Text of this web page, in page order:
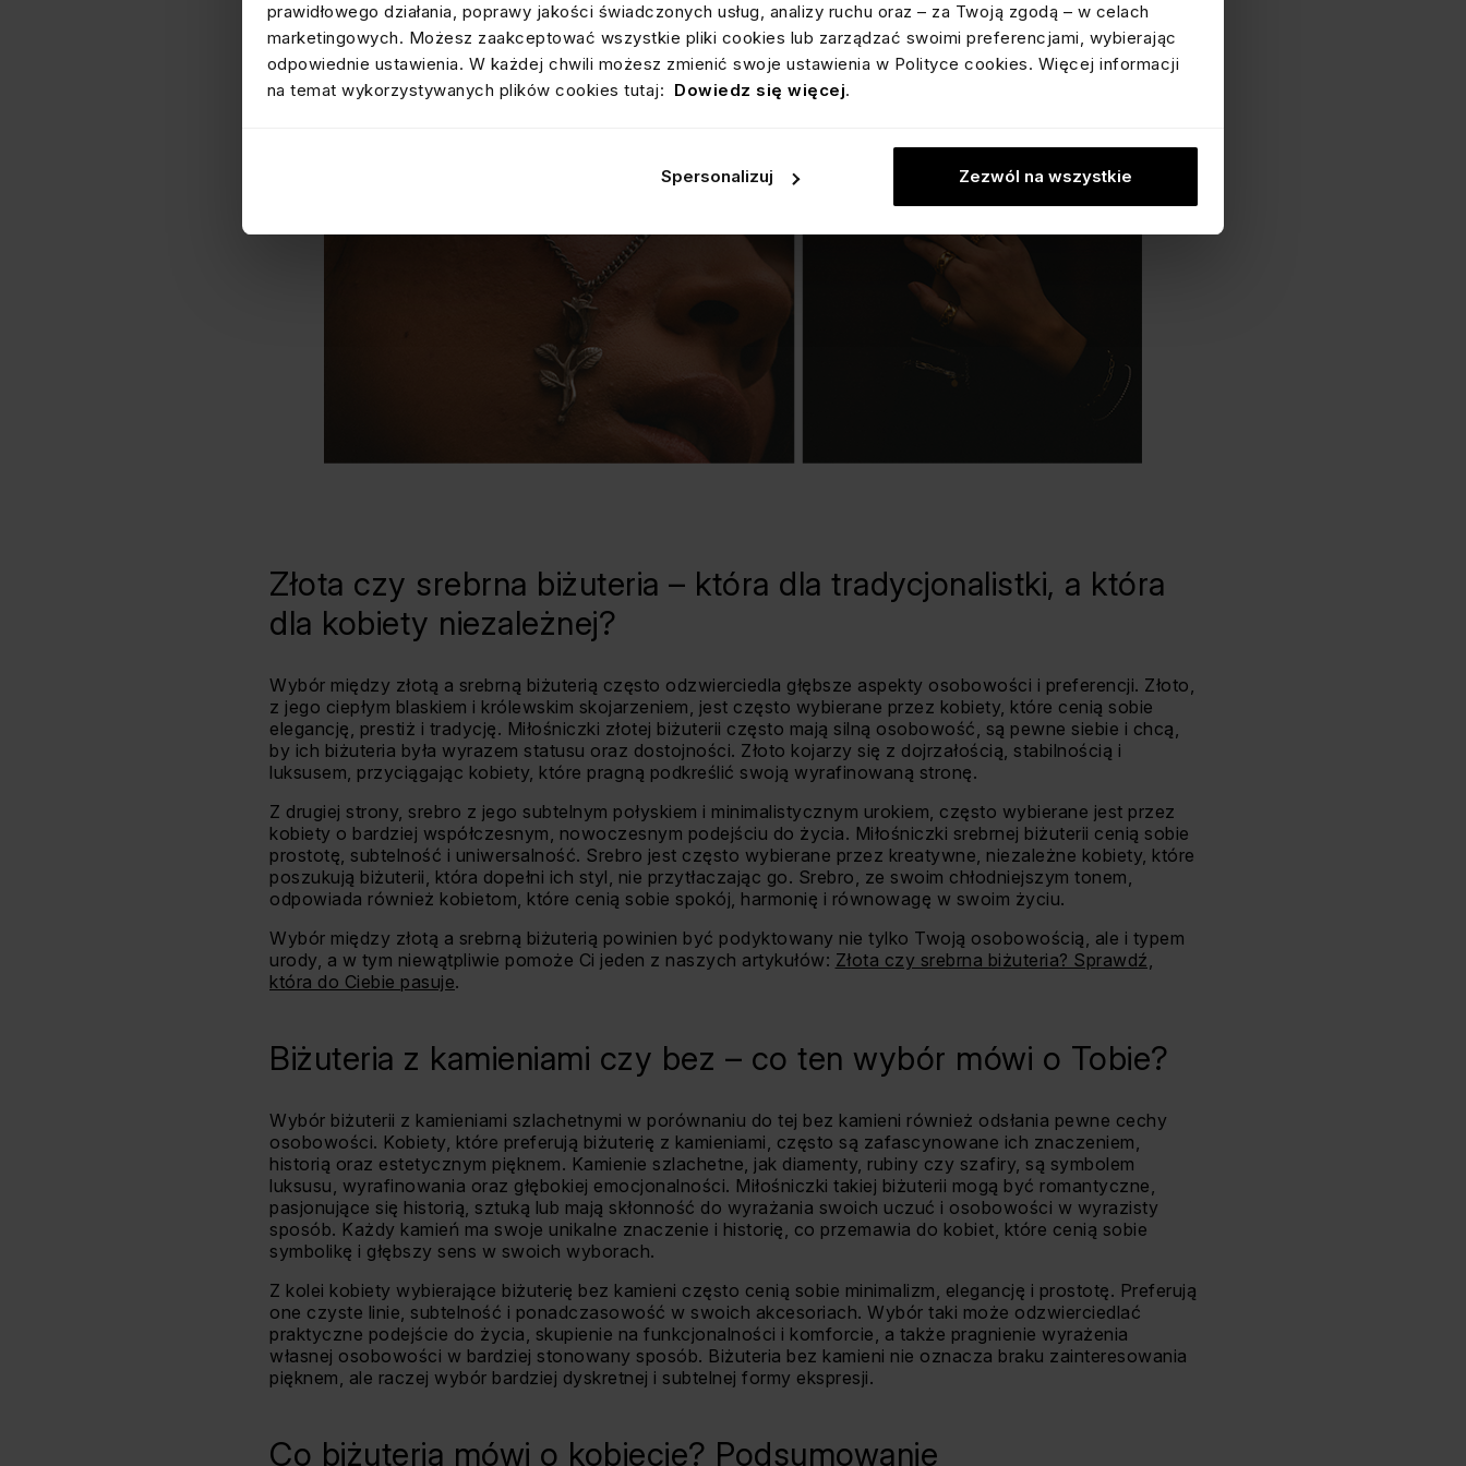
prawidłowego działania, poprawy jakości świadczonych usług, analizy ruchu oraz – za Twoją zgodą – w celach
marketingowych. Możesz zaakceptować wszystkie pliki cookies lub zarządzać swoimi preferencjami, wybierając
odpowiednie ustawienia. W każdej chwili możesz zmienić swoje ustawienia w Polityce cookies. Więcej informacji
na temat wykorzystywanych plików cookies tutaj: Dowiedz się więcej.
Spersonalizuj Zezwól na wszystkie
Złota czy srebrna biżuteria – która dla tradycjonalistki, a która
dla kobiety niezależnej?
Wybór między złotą a srebrną biżuterią często odzwierciedla głębsze aspekty osobowości i preferencji. Złoto,
z jego ciepłym blaskiem i królewskim skojarzeniem, jest często wybierane przez kobiety, które cenią sobie
elegancję, prestiż i tradycję. Miłośniczki złotej biżuterii często mają silną osobowość, są pewne siebie i chcą,
by ich biżuteria była wyrazem statusu oraz dostojności. Złoto kojarzy się z dojrzałością, stabilnością i
luksusem, przyciągając kobiety, które pragną podkreślić swoją wyrafinowaną stronę.
Z drugiej strony, srebro z jego subtelnym połyskiem i minimalistycznym urokiem, często wybierane jest przez
kobiety o bardziej współczesnym, nowoczesnym podejściu do życia. Miłośniczki srebrnej biżuterii cenią sobie
prostotę, subtelność i uniwersalność. Srebro jest często wybierane przez kreatywne, niezależne kobiety, które
poszukują biżuterii, która dopełni ich styl, nie przytłaczając go. Srebro, ze swoim chłodniejszym tonem,
odpowiada również kobietom, które cenią sobie spokój, harmonię i równowagę w swoim życiu.
Wybór między złotą a srebrną biżuterią powinien być podyktowany nie tylko Twoją osobowością, ale i typem
urody, a w tym niewątpliwie pomoże Ci jeden z naszych artykułów: Złota czy srebrna biżuteria? Sprawdź,
która do Ciebie pasuje.
Biżuteria z kamieniami czy bez – co ten wybór mówi o Tobie?
Wybór biżuterii z kamieniami szlachetnymi w porównaniu do tej bez kamieni również odsłania pewne cechy
osobowości. Kobiety, które preferują biżuterię z kamieniami, często są zafascynowane ich znaczeniem,
historią oraz estetycznym pięknem. Kamienie szlachetne, jak diamenty, rubiny czy szafiry, są symbolem
luksusu, wyrafinowania oraz głębokiej emocjonalności. Miłośniczki takiej biżuterii mogą być romantyczne,
pasjonujące się historią, sztuką lub mają skłonność do wyrażania swoich uczuć i osobowości w wyrazisty
sposób. Każdy kamień ma swoje unikalne znaczenie i historię, co przemawia do kobiet, które cenią sobie
symbolikę i głębszy sens w swoich wyborach.
Z kolei kobiety wybierające biżuterię bez kamieni często cenią sobie minimalizm, elegancję i prostotę. Preferują
one czyste linie, subtelność i ponadczasowość w swoich akcesoriach. Wybór taki może odzwierciedlać
praktyczne podejście do życia, skupienie na funkcjonalności i komforcie, a także pragnienie wyrażenia
własnej osobowości w bardziej stonowany sposób. Biżuteria bez kamieni nie oznacza braku zainteresowania
pięknem, ale raczej wybór bardziej dyskretnej i subtelnej formy ekspresji.
Co biżuteria mówi o kobiecie? Podsumowanie